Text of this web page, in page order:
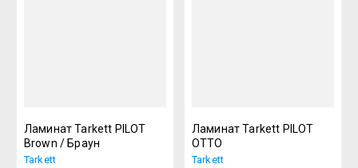
Ламинат Tarkett PILOT
Brown / Браун
Tarkett
Ламинат Tarkett PILOT
ОТТО
Tarkett